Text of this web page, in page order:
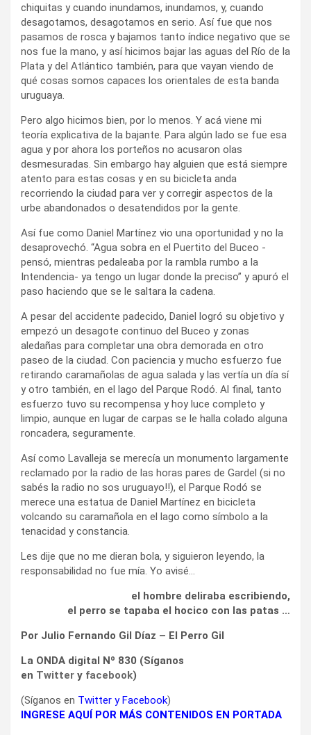
chiquitas y cuando inundamos, inundamos, y, cuando
desagotamos, desagotamos en serio. Así fue que nos
pasamos de rosca y bajamos tanto índice negativo que se
nos fue la mano, y así hicimos bajar las aguas del Río de la
Plata y del Atlántico también, para que vayan viendo de
qué cosas somos capaces los orientales de esta banda
uruguaya.
Pero algo hicimos bien, por lo menos. Y acá viene mi
teoría explicativa de la bajante. Para algún lado se fue esa
agua y por ahora los porteños no acusaron olas
desmesuradas. Sin embargo hay alguien que está siempre
atento para estas cosas y en su bicicleta anda
recorriendo la ciudad para ver y corregir aspectos de la
urbe abandonados o desatendidos por la gente.
Así fue como Daniel Martínez vio una oportunidad y no la
desaprovechó. “Agua sobra en el Puertito del Buceo -
pensó, mientras pedaleaba por la rambla rumbo a la
Intendencia- ya tengo un lugar donde la preciso” y apuró el
paso haciendo que se le saltara la cadena.
A pesar del accidente padecido, Daniel logró su objetivo y
empezó un desagote continuo del Buceo y zonas
aledañas para completar una obra demorada en otro
paseo de la ciudad. Con paciencia y mucho esfuerzo fue
retirando caramañolas de agua salada y las vertía un día sí
y otro también, en el lago del Parque Rodó. Al final, tanto
esfuerzo tuvo su recompensa y hoy luce completo y
limpio, aunque en lugar de carpas se le halla colado alguna
roncadera, seguramente.
Así como Lavalleja se merecía un monumento largamente
reclamado por la radio de las horas pares de Gardel (si no
sabés la radio no sos uruguayo!!), el Parque Rodó se
merece una estatua de Daniel Martínez en bicicleta
volcando su caramañola en el lago como símbolo a la
tenacidad y constancia.
Les dije que no me dieran bola, y siguieron leyendo, la
responsabilidad no fue mía. Yo avisé…
el hombre deliraba escribiendo,
el perro se tapaba el hocico con las patas …
Por Julio Fernando Gil Díaz – El Perro Gil
La ONDA digital Nº 830 (Síganos
en Twitter y facebook)
(Síganos en Twitter yFacebook)
INGRESE AQUÍ POR MÁS CONTENIDOS EN PORTADA